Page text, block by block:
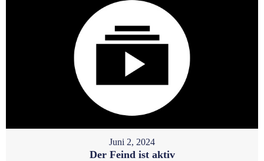
Juni 2, 2024
Der Feind ist aktiv